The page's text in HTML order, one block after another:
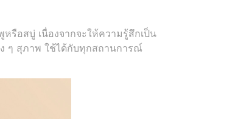
อสบู่ เนื่องจากจะให้ความรู้สึกเป็น
ๆ สุภาพ ใช้ได้กับทุกสถานการณ์